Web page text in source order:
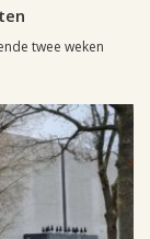
twee weken